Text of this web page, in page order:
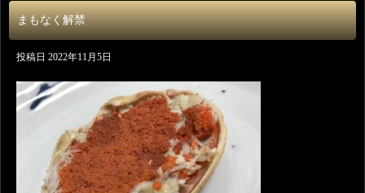
まもなく解禁
投稿日 2022年11月5日